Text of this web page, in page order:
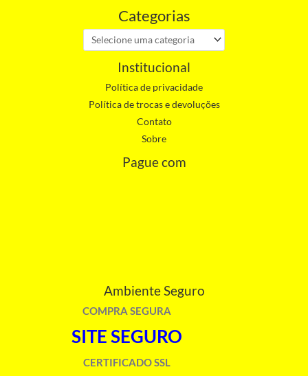
Categorias
Institucional
Política de privacidade
Política de trocas e devoluções
Contato
Sobre
Pague com
Ambiente Seguro
COMPRA SEGURA
SITE SEGURO
CERTIFICADO SSL